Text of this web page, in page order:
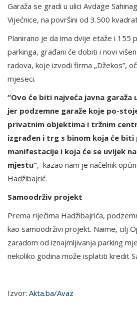
Garaža se gradi u ulici Avdage
Vijećnice, na površini od 3.500
Planirano je da ima dvije etaže i 155
parkinga, građani će dobiti i novi
radova, koje izvodi firma „Džekos”,
mjeseci.
“Ovo će biti najveća javna garaža
jer podzemne garaže koje po-
privatnim objektima i tržnim
izgrađen i trg s binom koja će biti
manifestacije i koja će se uvijek
mjestu”, kazao nam je načelnik
Hadžibajrić.
Samoodrživ projekt
Prema riječima Hadžibajrića,
kao samoodrživi projekt. Naime, cilj
zaradom od iznajmljivanja parking
nekoliko godina može isplatiti kredit
Izvor: Akta.ba/Avaz